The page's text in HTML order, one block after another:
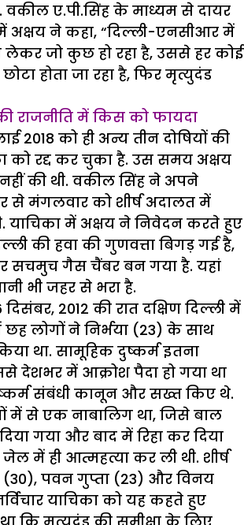
ए.पी.सिंह के माध्यम से दायर
में अक्षय ने कहा, “दिल्ली-एनसीआर में
लेकर जो कुछ हो रहा है, उससे हर कोई
होता जा रहा है, फिर मृत्युदंड
राजनीति में किस को फायदा
2018 को ही अन्य तीन दोषियों की
को रद्द कर चुका है. उस समय अक्षय
की थी. वकील सिंह ने अपने
मंगलवार को शीर्ष अदालत में
याचिका में अक्षय ने निवेदन करते हुए
की हवा की गुणवत्ता बिगड़ गई है,
सचमुच गैस चैंबर बन गया है. यहां
भी जहर से भरा है.
2012 की रात दक्षिण दिल्ली में
लोगों ने निर्भया (23) के साथ
था. सामूहिक दुष्कर्म इतना
देशभर में आक्रोश पैदा हो गया था
संबंधी कानून और सख्त किए थे.
में से एक नाबालिग था, जिसे बाल
गया और बाद में रिहा कर दिया
में ही आत्महत्या कर ली थी. शीर्ष
पवन गुप्ता (23) और विनय
याचिका को यह कहते हुए